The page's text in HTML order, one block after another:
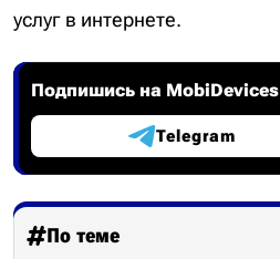
услуг в интернете.
Подпишись на MobiDevices
Telegram
По теме